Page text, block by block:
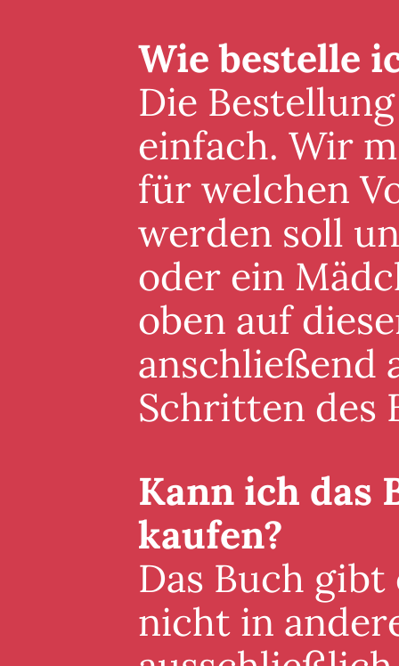
Wie bestelle
Die
einfach. Wir
für welchen
werden soll
oder ein
oben auf
anschließend
Schritten des
Kann ich das
kaufen?
Das Buch
nicht in